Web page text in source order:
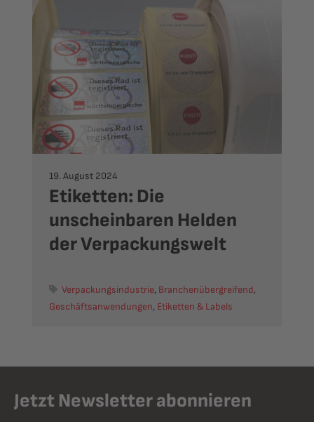
19. August 2024
Etiketten: Die
unscheinbaren Helden
der Verpackungswelt
Verpackungsindustrie, Branchenübergreifend,
Geschäftsanwendungen, Etiketten & Labels
Jetzt Newsletter abonnieren